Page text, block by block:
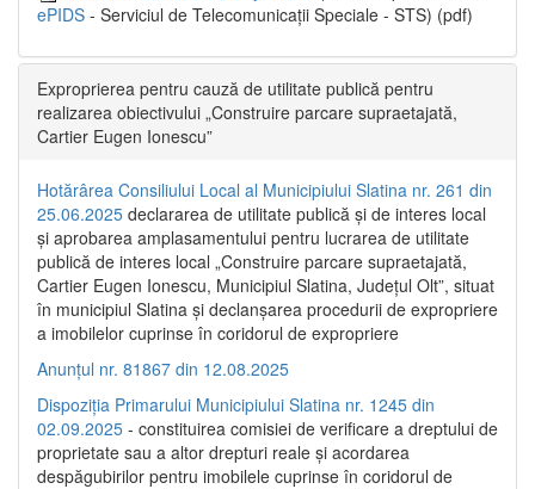
ePIDS - Serviciul de Telecomunicații Speciale - STS) (pdf)
Exproprierea pentru cauză de utilitate publică pentru
realizarea obiectivului „Construire parcare supraetajată,
Cartier Eugen Ionescu”
Hotărârea Consiliului Local al Municipiului Slatina nr. 261 din
25.06.2025 declararea de utilitate publică și de interes local
și aprobarea amplasamentului pentru lucrarea de utilitate
publică de interes local „Construire parcare supraetajată,
Cartier Eugen Ionescu, Municipiul Slatina, Județul Olt”, situat
în municipiul Slatina și declanșarea procedurii de expropriere
a imobilelor cuprinse în coridorul de expropriere
Anunțul nr. 81867 din 12.08.2025
Dispoziția Primarului Municipiului Slatina nr. 1245 din
02.09.2025 - constituirea comisiei de verificare a dreptului de
proprietate sau a altor drepturi reale și acordarea
despăgubirilor pentru imobilele cuprinse în coridorul de